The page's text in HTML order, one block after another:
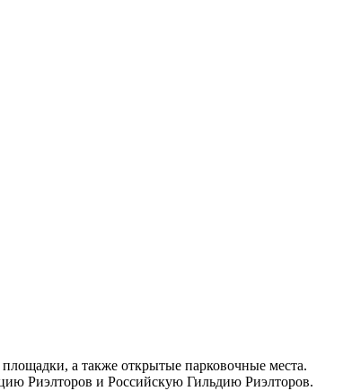
а также открытые парковочные места.
Риэлторов и Российскую Гильдию Риэлторов.